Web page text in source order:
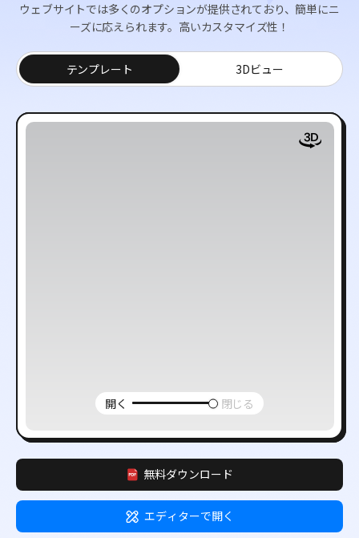
ウェブサイトでは多くのオプションが提供されており、簡単にニ
ーズに応えられます。高いカスタマイズ性！
無料ダウンロード
エディターで開く
テンプレート 3Dビュー
開く 閉じる